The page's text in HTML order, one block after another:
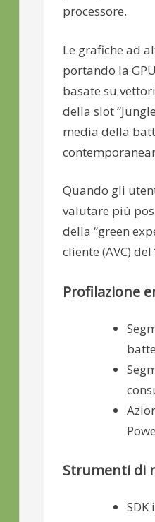
processore.
Le grafiche ad
portando la
basate su
della slot
media della
Quando gli
valutare più
della “green
cliente (AVC) del
Profilazione
Strumenti di